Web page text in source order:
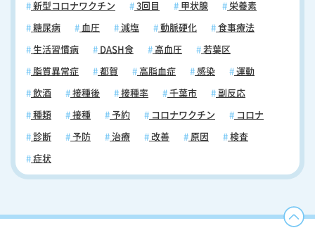
新型コロナワクチン 3回目 甲状腺 栄養素
糖尿病 血圧 減塩 動脈硬化 食事療法
生活習慣病 DASH食 高血圧 若葉区
脂質異常症 都賀 高脂血症 感染 運動
飲酒 接種後 接種率 千葉市 副反応
種類 接種 予約 コロナワクチン コロナ
診断 予防 治療 改善 原因 検査
症状